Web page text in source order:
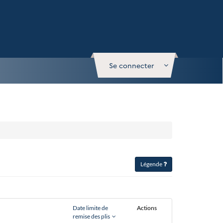
Se connecter
Légende
Date limite de
remise des plis
Actions